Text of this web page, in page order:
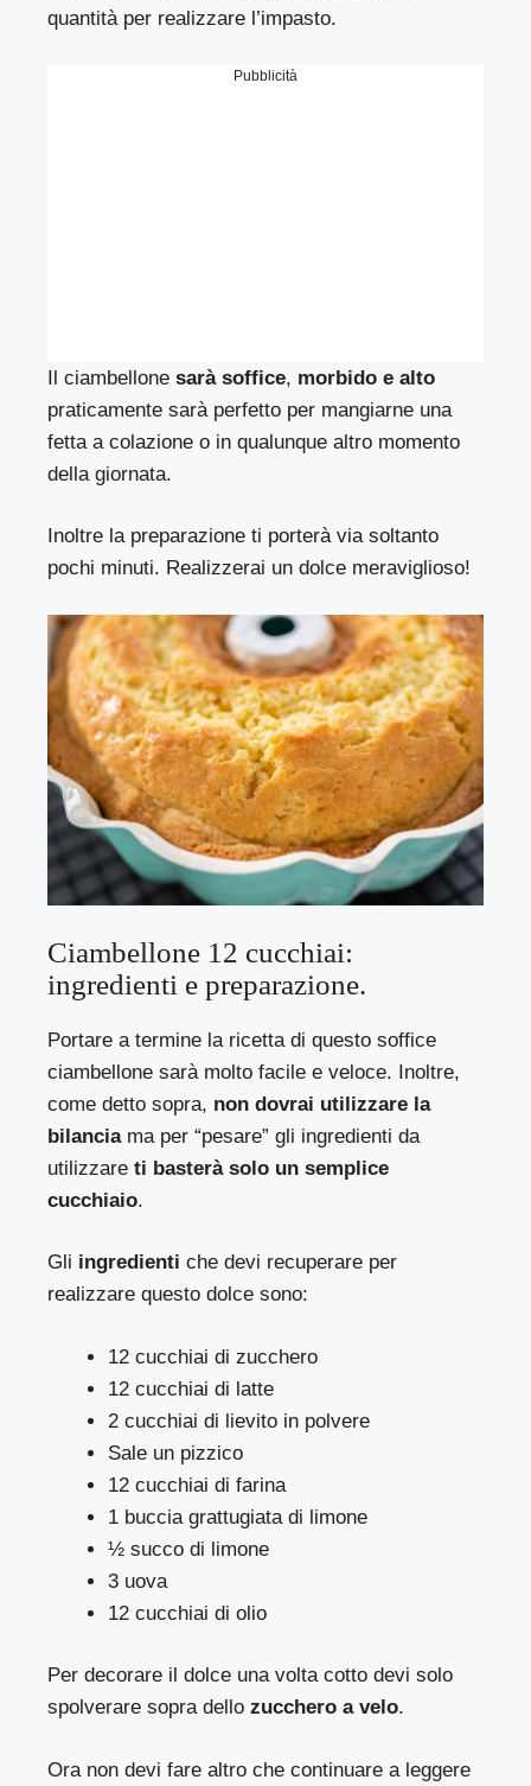
quantità per realizzare l’impasto.
Pubblicità
Il ciambellone sarà soffice, morbido e alto
praticamente sarà perfetto per mangiarne una
fetta a colazione o in qualunque altro momento
della giornata.
Inoltre la preparazione ti porterà via soltanto
pochi minuti. Realizzerai un dolce meraviglioso!
Ciambellone 12 cucchiai:
ingredienti e preparazione.
Portare a termine la ricetta di questo soffice
ciambellone sarà molto facile e veloce. Inoltre,
come detto sopra, non dovrai utilizzare la
bilanciama per “pesare” gli ingredienti da
utilizzareti basterà solo un semplice
cucchiaio.
Gli ingredienti che devi recuperare per
realizzare questo dolce sono:
12 cucchiai di zucchero
12 cucchiai di latte
2 cucchiai di lievito in polvere
Sale un pizzico
12 cucchiai di farina
1 buccia grattugiata di limone
½ succo di limone
3 uova
12 cucchiai di olio
Per decorare il dolce una volta cotto devi solo
spolverare sopra dellozucchero a velo.
Ora non devi fare altro che continuare a leggere